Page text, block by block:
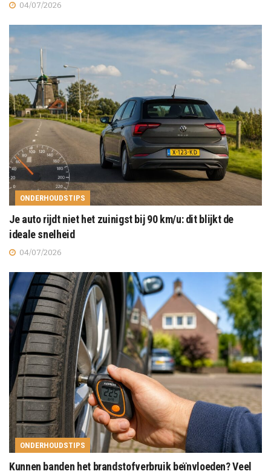
04/07/2026
ONDERHOUDSTIPS
Je auto rijdt niet het zuinigst bij 90 km/u: dit blijkt de
ideale snelheid
04/07/2026
ONDERHOUDSTIPS
Kunnen banden het brandstofverbruik beïnvloeden? Veel